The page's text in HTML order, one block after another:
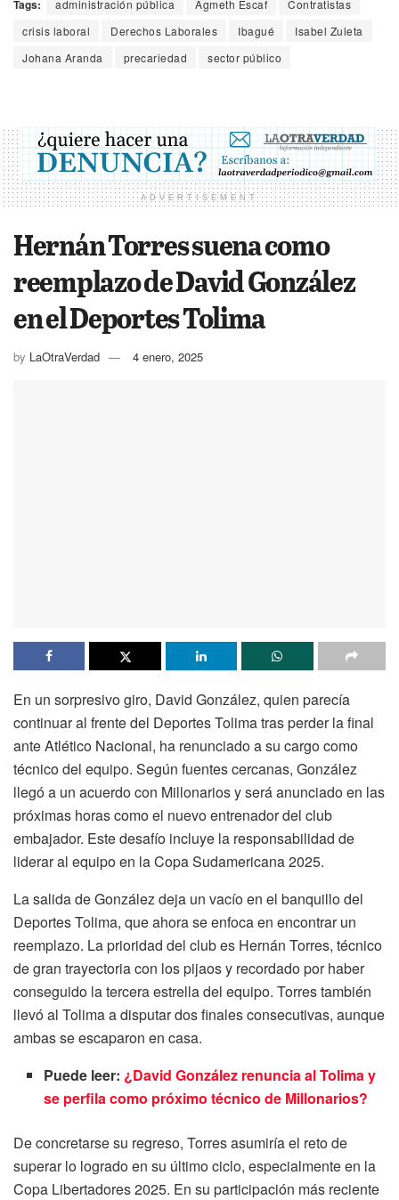
Tags: administración pública Agmeth Escaf
Contratistas
crisis laboral
Derechos Laborales Ibagué
Isabel Zuleta
Johana Aranda
precariedad sector público
ADVERTISEMENT
Hernán Torres suena como
reemplazo de David González
en el Deportes Tolima
by LaOtraVerdad 4 enero, 2025
En un sorpresivo giro, David González, quien parecía
continuar al frente del Deportes Tolima tras perder la final
ante Atlético Nacional, ha renunciado a su cargo como
técnico del equipo. Según fuentes cercanas, González
llegó a un acuerdo con Millonarios y será anunciado en las
próximas horas como el nuevo entrenador del club
embajador. Este desafío incluye la responsabilidad de
liderar al equipo en la Copa Sudamericana 2025.
La salida de González deja un vacío en el banquillo del
Deportes Tolima, que ahora se enfoca en encontrar un
reemplazo. La prioridad del club es Hernán Torres, técnico
de gran trayectoria con los pijaos y recordado por haber
conseguido la tercera estrella del equipo. Torres también
llevó al Tolima a disputar dos finales consecutivas, aunque
ambas se escaparon en casa.
Puede leer: ¿David González renuncia al Tolima y
se perfila como próximo técnico de Millonarios?
De concretarse su regreso, Torres asumiría el reto de
superar lo logrado en su último ciclo, especialmente en la
Copa Libertadores 2025. En su participación más reciente